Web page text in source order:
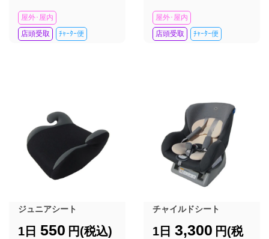
屋外･屋内
店頭受取
ﾁｬｰﾀｰ便
屋外･屋内
店頭受取
ﾁｬｰﾀｰ便
ジュニアシート
1日 550 円(税込)
チャイルドシート
1日 3,300 円(税